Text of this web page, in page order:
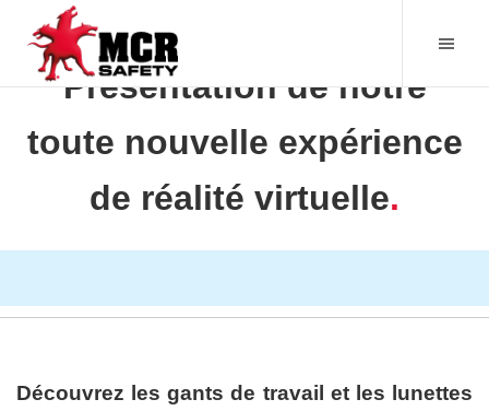
Présentation de notre
toute nouvelle expérience
de réalité virtuelle.
Découvrez les gants de travail et les lunettes